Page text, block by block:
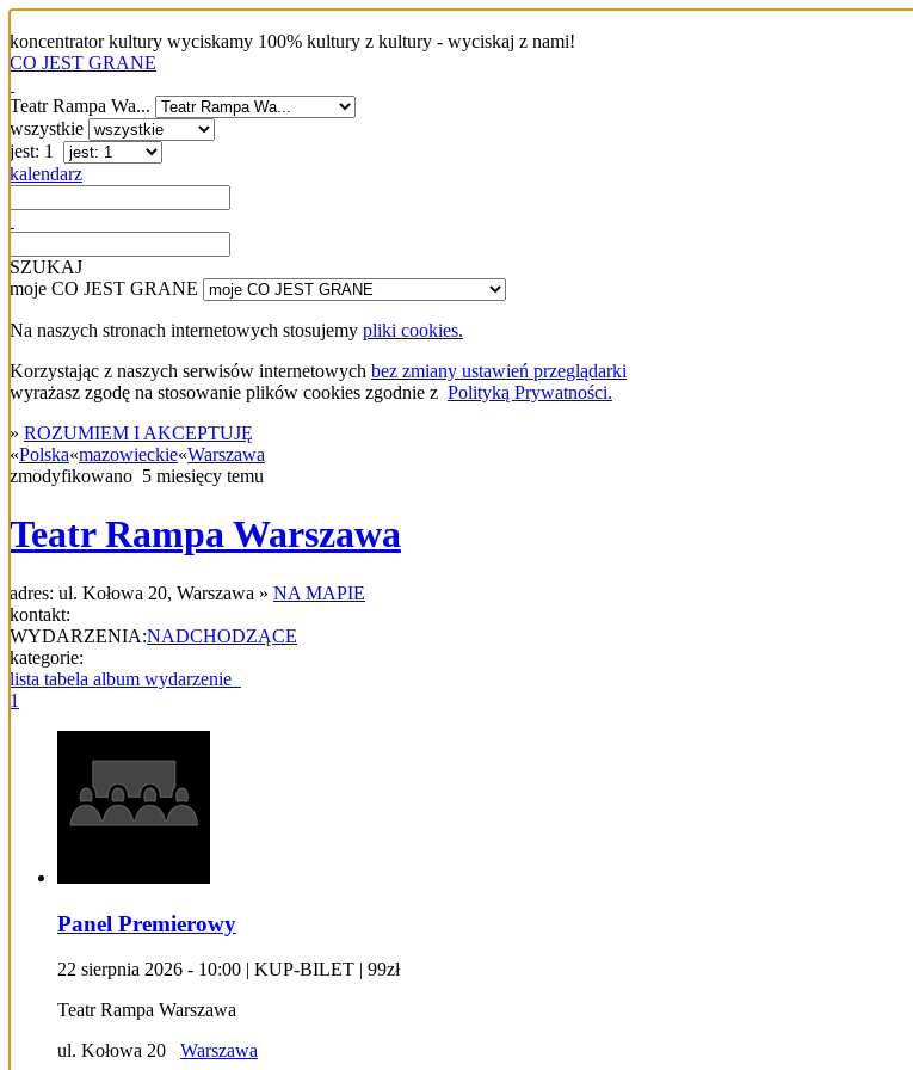
koncentrator kultury wyciskamy 100% kultury z kultury - wyciskaj z nami!
CO JEST GRANE
Teatr Rampa Wa...
wszystkie
jest: 1
kalendarz
SZUKAJ
moje CO JEST GRANE
Na naszych stronach internetowych stosujemy pliki cookies.
Korzystając z naszych serwisów internetowych bez zmiany ustawień przeglądarki
wyrażasz zgodę na stosowanie plików cookies zgodnie z Polityką Prywatności.
» ROZUMIEM I AKCEPTUJĘ
«Polska«mazowieckie«Warszawa
zmodyfikowano 5 miesięcy temu
Teatr Rampa Warszawa
adres: ul. Kołowa 20, Warszawa » NA MAPIE
kontakt:
WYDARZENIA:NADCHODZĄCE
kategorie:
lista tabela album wydarzenie
1
Panel Premierowy
22 sierpnia 2026 - 10:00 | KUP-BILET | 99zł
Teatr Rampa Warszawa
ul. Kołowa 20
Warszawa